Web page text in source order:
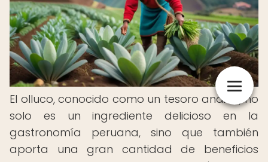
El olluco, conocido como un tesoro andino, no
solo es un ingrediente delicioso en la
gastronomía peruana, sino que también
aporta una gran cantidad de beneficios